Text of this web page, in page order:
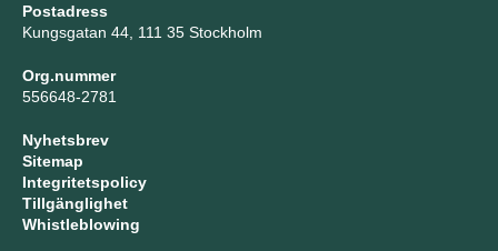
Postadress
Kungsgatan 44, 111 35 Stockholm
Org.nummer
556648-2781
Nyhetsbrev
Sitemap
Integritetspolicy
Tillgänglighet
Whistleblowing